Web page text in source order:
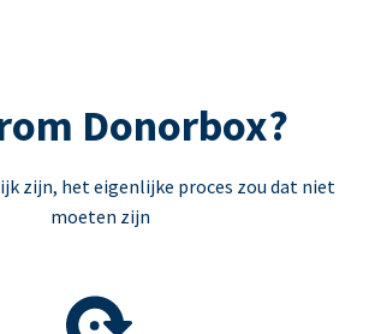
Donorbox?
zijn, het eigenlijke proces zou dat niet
moeten zijn